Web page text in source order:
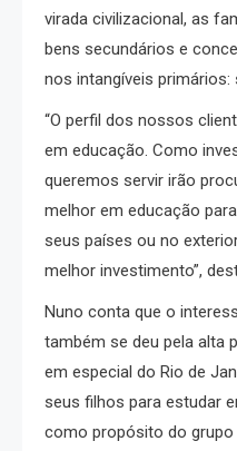
virada civilizacional, as
bens secundários e
nos intangíveis primários:
“O perfil dos nossos
em educação. Como
queremos servir irão
melhor em educação
seus países ou no
melhor investimento”,
Nuno conta que o
também se deu pela alta
em especial do Rio de
seus filhos para estudar
como propósito do